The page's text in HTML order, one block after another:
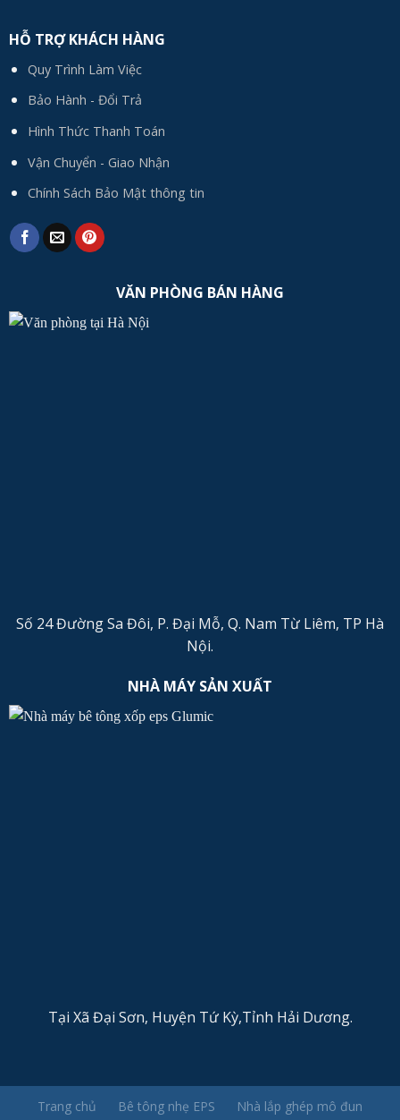
HỖ TRỢ KHÁCH HÀNG
Quy Trình Làm Việc
Bảo Hành - Đổi Trả
Hình Thức Thanh Toán
Vận Chuyển - Giao Nhận
Chính Sách Bảo Mật thông tin
VĂN PHÒNG BÁN HÀNG
Số 24 Đường Sa Đôi, P. Đại Mỗ, Q. Nam Từ Liêm, TP Hà
Nội.
NHÀ MÁY SẢN XUẤT
Tại Xã Đại Sơn, Huyện Tứ Kỳ,Tỉnh Hải Dương.
Trang chủ Bê tông nhẹ EPS Nhà lắp ghép mô đun